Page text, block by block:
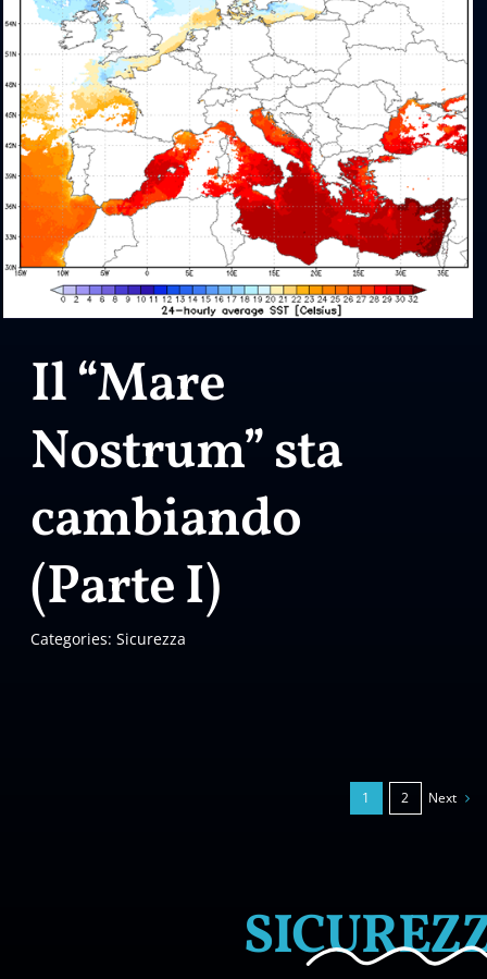
Il “Mare
Nostrum” sta
cambiando
(Parte I)
Categories: Sicurezza
1 2 Next